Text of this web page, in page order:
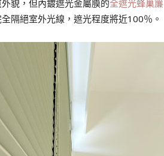
貌，但內鍍遮光金屬膜的全遮光蜂巢簾
隔絕室外光線，遮光程度將近100％。